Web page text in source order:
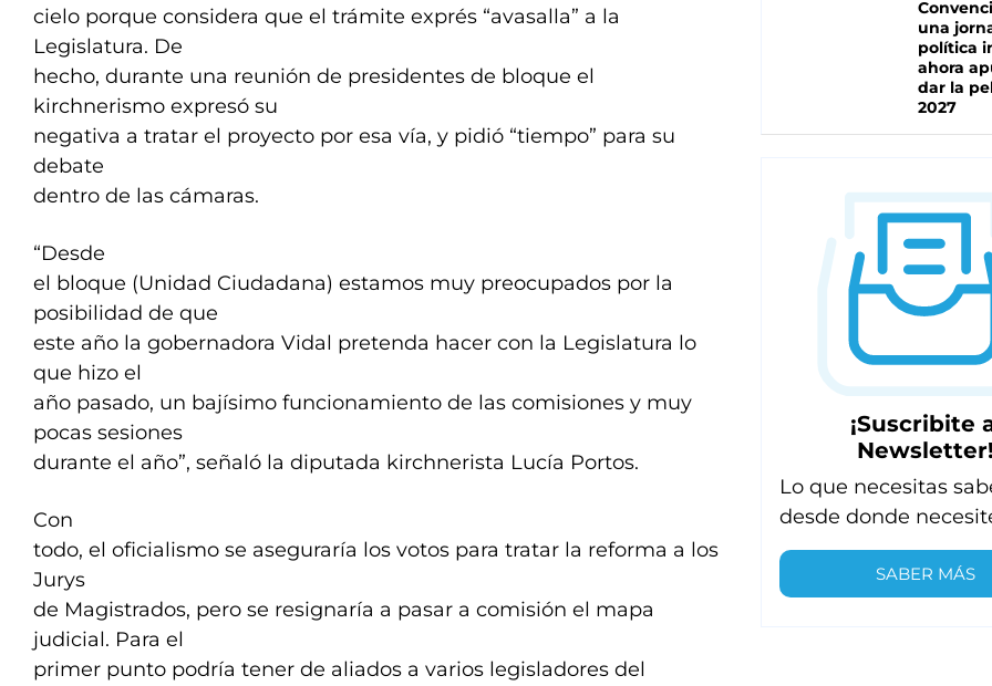
cielo porque considera que el trámite exprés “avasalla” a la
Legislatura. De
hecho, durante una reunión de presidentes de bloque el
kirchnerismo expresó su
negativa a tratar el proyecto por esa vía, y pidió “tiempo” para su
debate
dentro de las cámaras.
“Desde
el bloque (Unidad Ciudadana) estamos muy preocupados por la
posibilidad de que
este año la gobernadora Vidal pretenda hacer con la Legislatura lo
que hizo el
año pasado, un bajísimo funcionamiento de las comisiones y muy
pocas sesiones
durante el año”, señaló la diputada kirchnerista Lucía Portos.
Con
todo, el oficialismo se aseguraría los votos para tratar la reforma a los
Jurys
de Magistrados, pero se resignaría a pasar a comisión el mapa
judicial. Para el
primer punto podría tener de aliados a varios legisladores del
una
política
ahora
dar la
2027
¡Suscribite
Newsletter!
Lo que necesitas
desde donde
SABER MÁS